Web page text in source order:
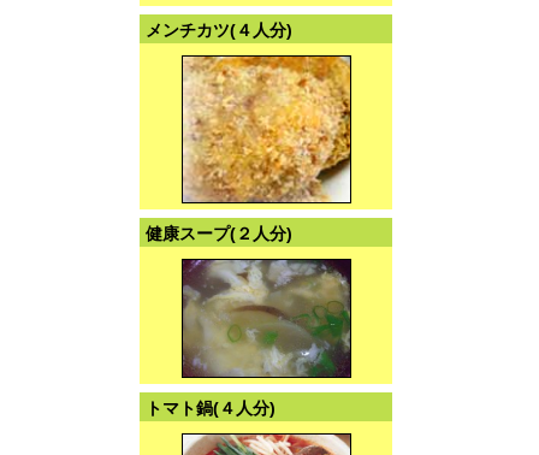
メンチカツ(４人分)
健康スープ(２人分)
トマト鍋(４人分)